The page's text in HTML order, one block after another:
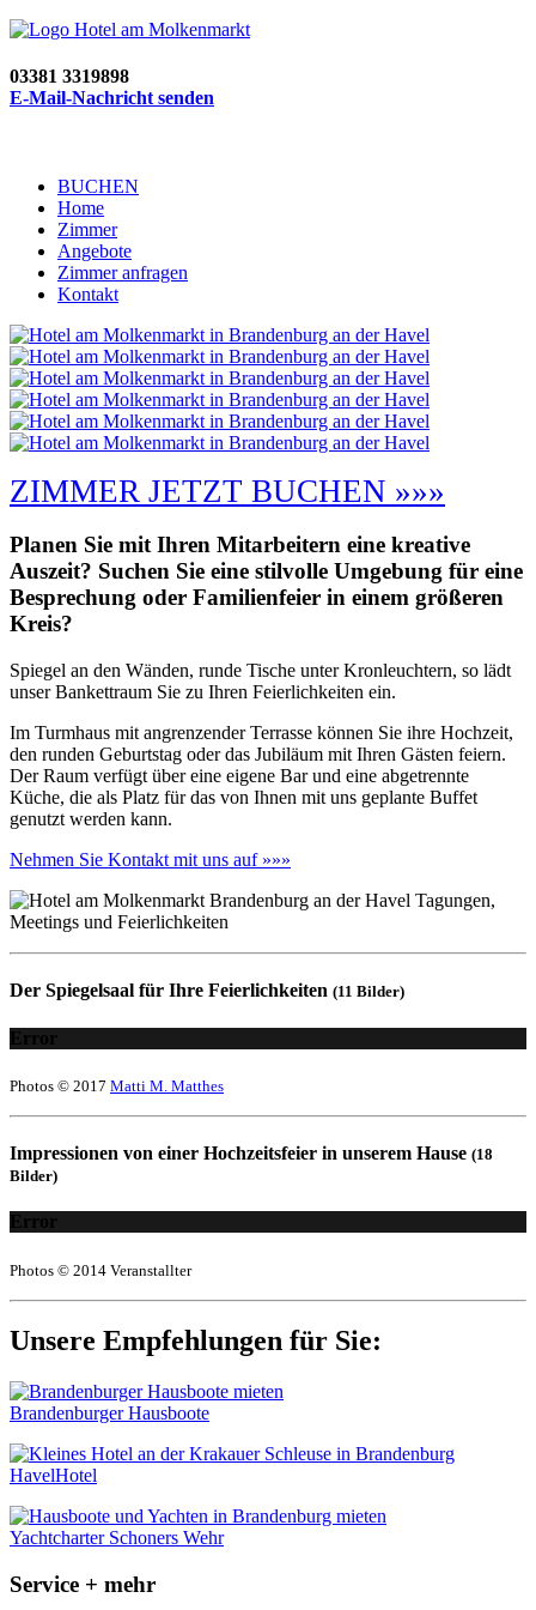
03381 3319898
E-Mail-Nachricht senden
BUCHEN
Home
Zimmer
Angebote
Zimmer anfragen
Kontakt
ZIMMER JETZT BUCHEN »»»
Planen Sie mit Ihren Mitarbeitern eine kreative
Auszeit? Suchen Sie eine stilvolle Umgebung für eine
Besprechung oder Familienfeier in einem größeren
Kreis?
Spiegel an den Wänden, runde Tische unter Kronleuchtern, so lädt
unser Bankettraum Sie zu Ihren Feierlichkeiten ein.
Im Turmhaus mit angrenzender Terrasse können Sie ihre Hochzeit,
den runden Geburtstag oder das Jubiläum mit Ihren Gästen feiern.
Der Raum verfügt über eine eigene Bar und eine abgetrennte
Küche, die als Platz für das von Ihnen mit uns geplante Buffet
genutzt werden kann.
Nehmen Sie Kontakt mit uns auf »»»
Der Spiegelsaal für Ihre Feierlichkeiten (11 Bilder)
Error
Photos © 2017 Matti M. Matthes
Impressionen von einer Hochzeitsfeier in unserem Hause (18
Bilder)
Error
Photos © 2014 Veranstallter
Unsere Empfehlungen für Sie:
Brandenburger Hausboote
HavelHotel
Yachtcharter Schoners Wehr
Service + mehr